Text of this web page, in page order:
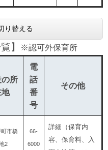
り替える
】 ※認可外保育所
所
地
電
話
番
号
その他
市橋
2
66-
6000
詳細（保育内
容、保育料、入